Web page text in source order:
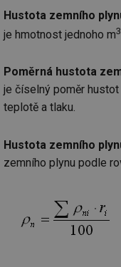
Hustota zemního
je hmotnost jednoho m3
Poměrná hustota
je číselný poměr
teplotě a tlaku.
Hustota zemního
zemního plynu podle